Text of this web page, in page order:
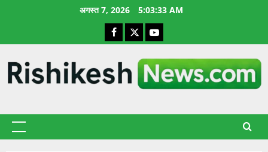
अगस्त 7, 2026 5:03:34 AM
Facebook
X YouTube
प्राथमिक